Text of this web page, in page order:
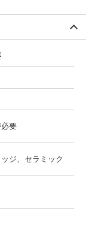
要
ジ、セラミック